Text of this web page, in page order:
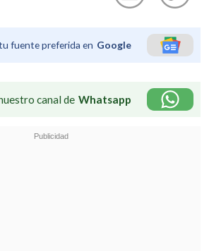
fuente preferida en Google
canal de Whatsapp